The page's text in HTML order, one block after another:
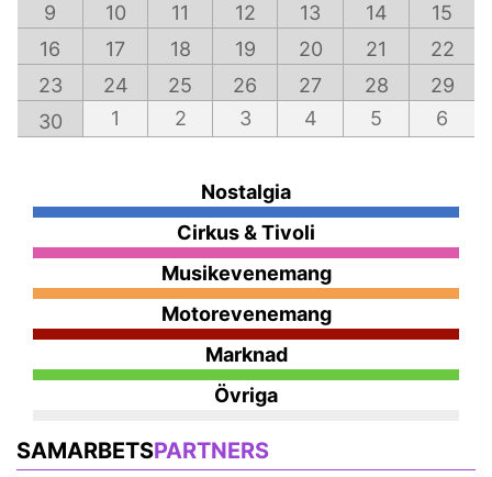
9 10 11 12 13 14
15
16
17 18 19 20 21
22
23
24 25 26 27 28
29
30
1 2 3 4 5 6
Nostalgia
Cirkus & Tivoli
Musikevenemang
Motorevenemang
Marknad
Övriga
SAMARBETSPARTNERS